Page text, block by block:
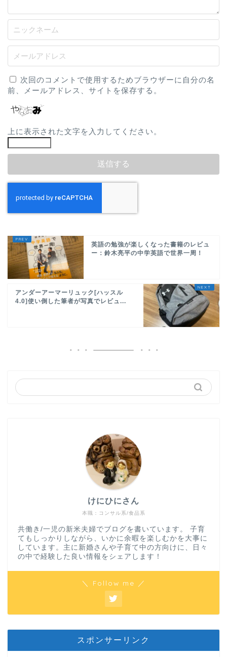
次回のコメントで使用するためブラウザーに自分の名
前、メールアドレス、サイトを保存する。
上に表示された文字を入力してください。
英語の勉強が楽しくなった書籍のレビュ
ー：鈴木亮平の中学英語で世界一周！
アンダーアーマーリュック[ハッスル
4.0]使い倒した筆者が写真でレビュ...
本職：コンサル系/食品系
けにひにさん
共働き/一児の新米夫婦でブログを書いています。 子育
てもしっかりしながら、いかに余暇を楽しむかを大事に
しています。主に新婚さんや子育て中の方向けに、日々
の中で経験した良い情報をシェアします！
＼ Follow me ／
スポンサーリンク